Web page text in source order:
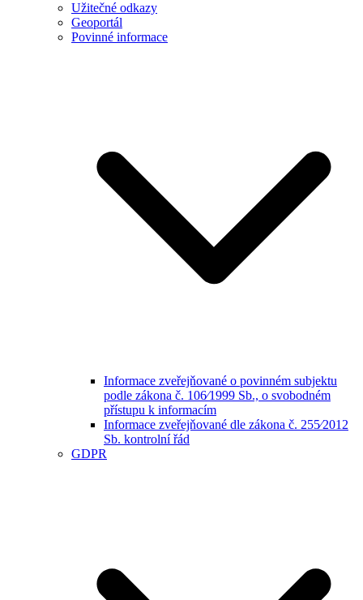
Užitečné odkazy
Geoportál
Povinné informace
Informace zveřejňované o povinném subjektu
podle zákona č. 106⁄1999 Sb., o svobodném
přístupu k informacím
Informace zveřejňované dle zákona č. 255⁄2012
Sb. kontrolní řád
GDPR